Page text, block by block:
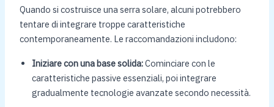
Quando si costruisce una serra solare, alcuni potrebbero
tentare di integrare troppe caratteristiche
contemporaneamente. Le raccomandazioni includono:
Iniziare con una base solida:Cominciare con le
caratteristiche passive essenziali, poi integrare
gradualmente tecnologie avanzate secondo necessità.